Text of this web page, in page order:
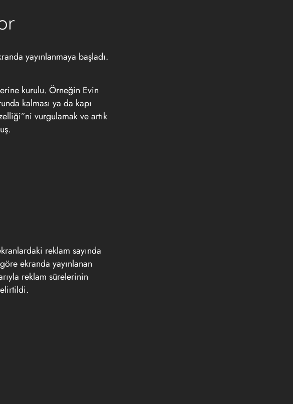
yayınlanmaya başladı.
kurulu. Örneğin Evin
kalması ya da kapı
vurgulamak ve artık
reklam sayında
ekranda yayınlanan
reklam sürelerinin